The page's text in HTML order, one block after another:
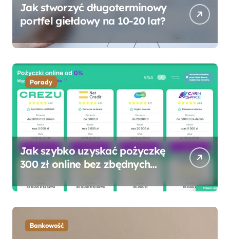
Jak stworzyć długoterminowy
portfel giełdowy na 10-20 lat?
Porady
Jak szybko uzyskać pożyczkę
300 zł online bez zbędnych
Bankowość